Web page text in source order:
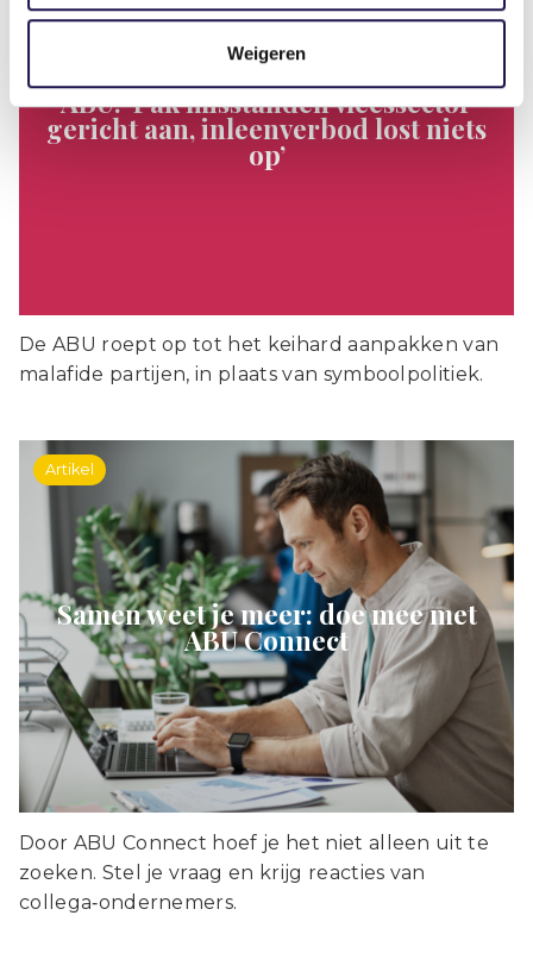
Weigeren
ABU: ‘Pak misstanden vleessector
gericht aan, inleenverbod lost niets
op’
De ABU roept op tot het keihard aanpakken van
malafide partijen, in plaats van symboolpolitiek.
Artikel
Samen weet je meer: doe mee met
ABU Connect
Door ABU Connect hoef je het niet alleen uit te
zoeken. Stel je vraag en krijg reacties van
collega‑ondernemers.